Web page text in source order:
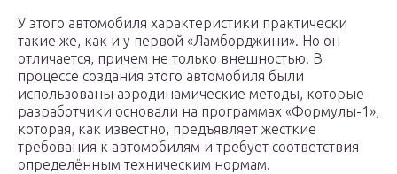
У этого автомобиля характеристики практически
такие же, как и у первой «Ламборджини». Ho он
отличается, причем не только внешностью. В
процессе создания этого автомобиля были
использованы аэродинамические методы, которые
разработчики основали на программах «Формулы-1»,
которая, как известно, предъявляет жесткие
требования к автомобилям и требует соответствия
определённым техническим нормам.